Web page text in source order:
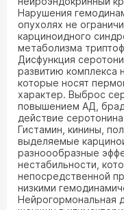
Нарушения
опухолях не
карциноидного
метаболизма
Дисфункция
развитию комплекса
которые носят
характер. Выброс
повышением АД,
действие
Гистамин, кинины,
выделяемые
разноообразные
нестабильности,
непосредственной
низкими
Нейрогормональная